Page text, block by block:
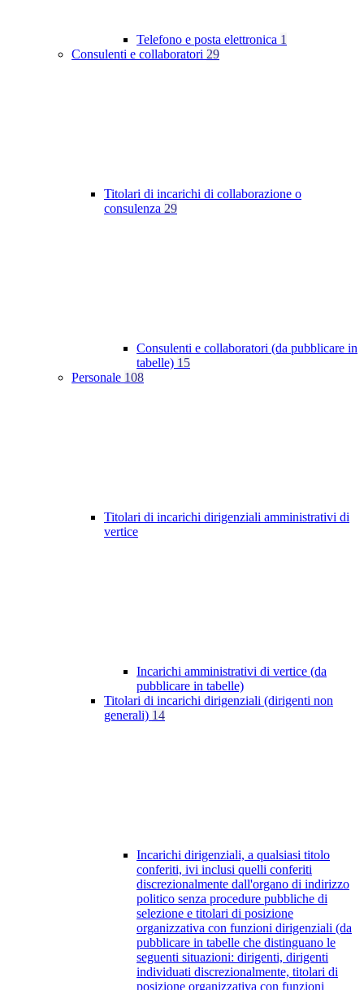
Telefono e posta elettronica 1
Consulenti e collaboratori 29
Titolari di incarichi di collaborazione o
consulenza 29
Consulenti e collaboratori (da pubblicare in
tabelle) 15
Personale 108
Titolari di incarichi dirigenziali amministrativi di
vertice
Incarichi amministrativi di vertice (da
pubblicare in tabelle)
Titolari di incarichi dirigenziali (dirigenti non
generali) 14
Incarichi dirigenziali, a qualsiasi titolo
conferiti, ivi inclusi quelli conferiti
discrezionalmente dall'organo di indirizzo
politico senza procedure pubbliche di
selezione e titolari di posizione
organizzativa con funzioni dirigenziali (da
pubblicare in tabelle che distinguano le
seguenti situazioni: dirigenti, dirigenti
individuati discrezionalmente, titolari di
posizione organizzativa con funzioni